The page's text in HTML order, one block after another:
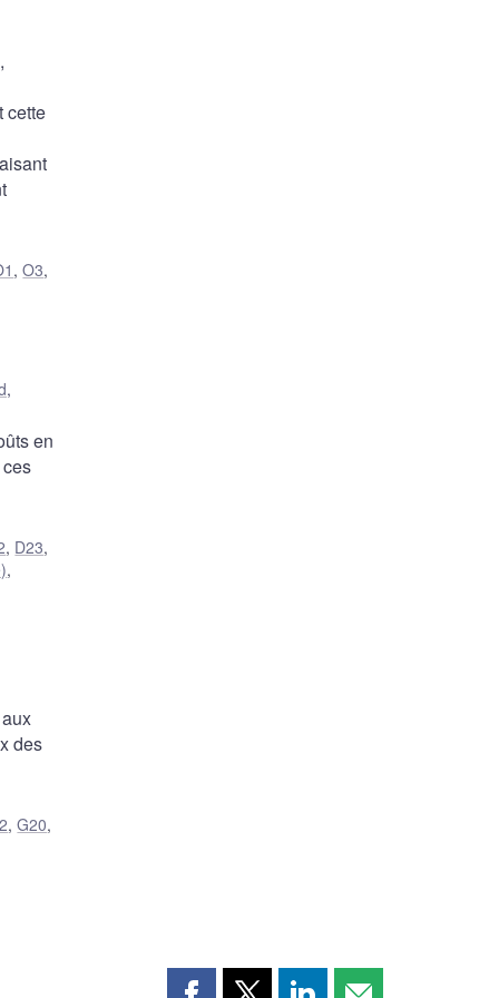
cette
,O3,
,
en
, D23,
,
des
,G20,